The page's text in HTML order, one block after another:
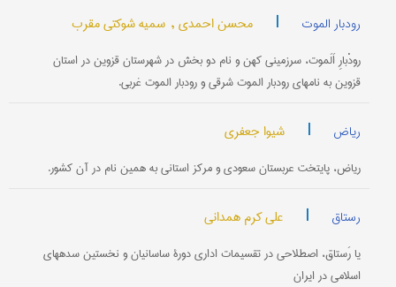
رودبار الموت | محسن احمدی , سمیه شوکتی مقرب
رودْبارِ اَلَموت، سرزمینی کهن و نام دو بخش در شهرستان قزوین در استان
قزوین به نامهای رودبار الموت شرقی و رودبار الموت غربی.
ریاض | شیوا جعفری
ریاض، پایتخت عربستان سعودی و مرکز استانی به همین نام در آن کشور.
رستاق | علی کرم همدانی
یا رَستاق، اصطلاحی در تقسیمات اداری دورۀ ساسانیان و نخستین سده‏های
اسلامی در ایران